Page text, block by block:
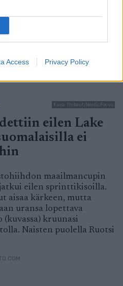
Access Privacy Policy
Kuva: Thibaut/NordicFocus
eilen Lake
ei
maailmancupin
eilen sprinttikisoilla.
aisaa kärkeen, mutta
uransa lopettava
(kuvassa) kruunasi
Naisten puolella Ruotsi